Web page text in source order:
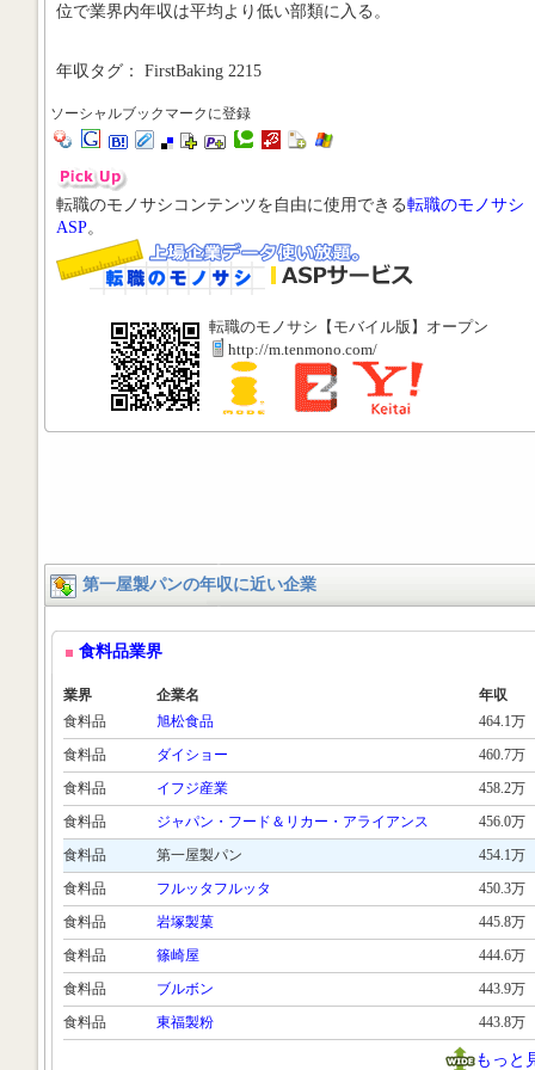
位で業界内年収は平均より低い部類に入る。
年収タグ： FirstBaking 2215
ソーシャルブックマークに登録
転職のモノサシコンテンツを自由に使用できる転職のモノサシ
ASP。
転職のモノサシ【モバイル版】オープン
http://m.tenmono.com/
第一屋製パンの年収に近い企業
食料品業界
業界 企業名
年収
食料品
旭松食品
464.1万
食料品
ダイショー
460.7万
食料品
イフジ産業
458.2万
食料品
ジャパン・フード＆リカー・アライアンス
456.0万
食料品
第一屋製パン
454.1万
食料品
フルッタフルッタ
450.3万
食料品
岩塚製菓
445.8万
食料品
篠崎屋
444.6万
食料品
ブルボン
443.9万
食料品
東福製粉 443.8万
もっと